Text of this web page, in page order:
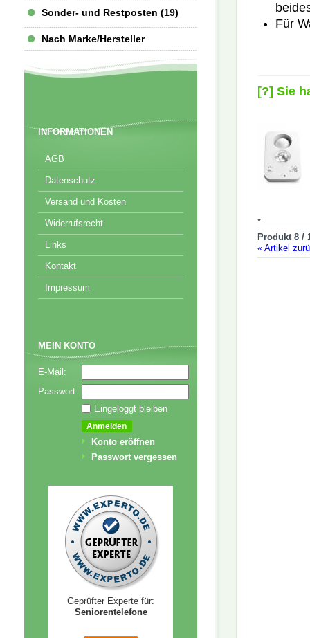
Sonder- und Restposten (19)
Nach Marke/Hersteller
INFORMATIONEN
AGB
Datenschutz
Versand und Kosten
Widerrufsrecht
Links
Kontakt
Impressum
MEIN KONTO
E-Mail:
Passwort:
Eingeloggt bleiben
Konto eröffnen
Passwort vergessen
Geprüfter Experte für:
Seniorentelefone
Für
[?] Sie
*
Produkt 8 /
« Artikel